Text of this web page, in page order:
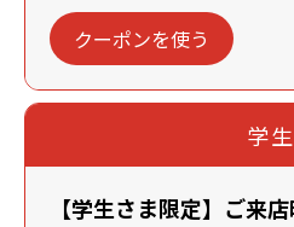
クーポンを使う
学生
【学生さま限定】ご来